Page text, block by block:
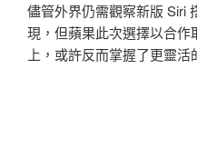
儘管外界仍需觀察新版 Siri
現，但蘋果此次選擇以合
上，或許反而掌握了更靈活